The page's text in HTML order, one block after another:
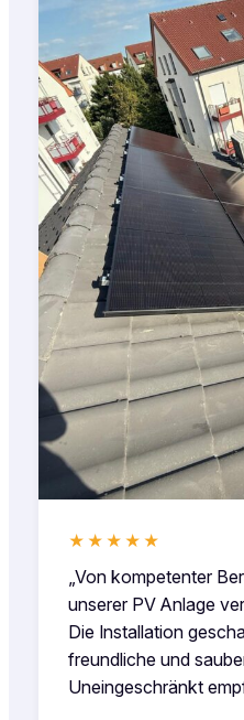
★★★★★
„Von kompetenter
unserer PV Anlage
Die Installation
freundliche und
Uneingeschränkt